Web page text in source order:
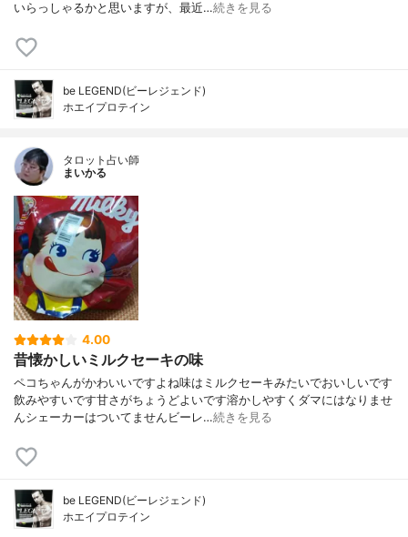
いらっしゃるかと思いますが、最近…続きを見る
be LEGEND(ビーレジェンド)
ホエイプロテイン
タロット占い師
まいかる
4.00
昔懐かしいミルクセーキの味
ペコちゃんがかわいいですよね味はミルクセーキみたいでおいしいです
飲みやすいです甘さがちょうどよいです溶かしやすくダマにはなりませ
んシェーカーはついてませんビーレ…続きを見る
be LEGEND(ビーレジェンド)
ホエイプロテイン